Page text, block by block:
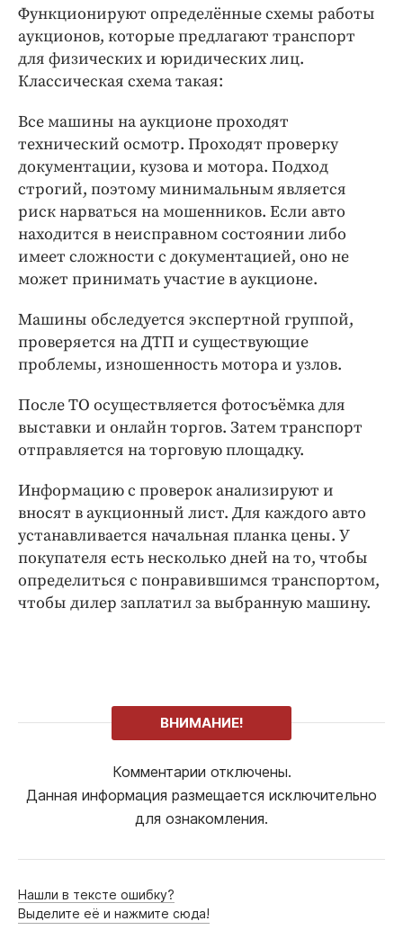
Функционируют определённые схемы работы
аукционов, которые предлагают транспорт
для физических и юридических лиц.
Классическая схема такая:
Все машины на аукционе проходят
технический осмотр. Проходят проверку
документации, кузова и мотора. Подход
строгий, поэтому минимальным является
риск нарваться на мошенников. Если авто
находится в неисправном состоянии либо
имеет сложности с документацией, оно не
может принимать участие в аукционе.
Машины обследуется экспертной группой,
проверяется на ДТП и существующие
проблемы, изношенность мотора и узлов.
После ТО осуществляется фотосъёмка для
выставки и онлайн торгов. Затем транспорт
отправляется на торговую площадку.
Информацию с проверок анализируют и
вносят в аукционный лист. Для каждого авто
устанавливается начальная планка цены. У
покупателя есть несколько дней на то, чтобы
определиться с понравившимся транспортом,
чтобы дилер заплатил за выбранную машину.
ВНИМАНИЕ!
Комментарии отключены.
Данная информация размещается исключительно
для ознакомления.
Нашли в тексте ошибку?
Выделите её и нажмите сюда!